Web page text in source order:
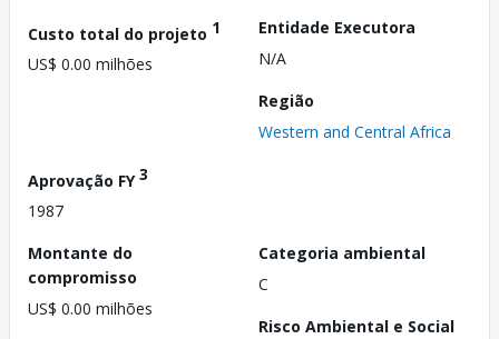
Custo total do projeto 1
US$ 0.00 milhões
Entidade Executora
N/A
Região
Western and Central Africa
Aprovação FY3
1987
Montante do
compromisso
US$ 0.00 milhões
Categoria ambiental
C
Risco Ambiental e Social